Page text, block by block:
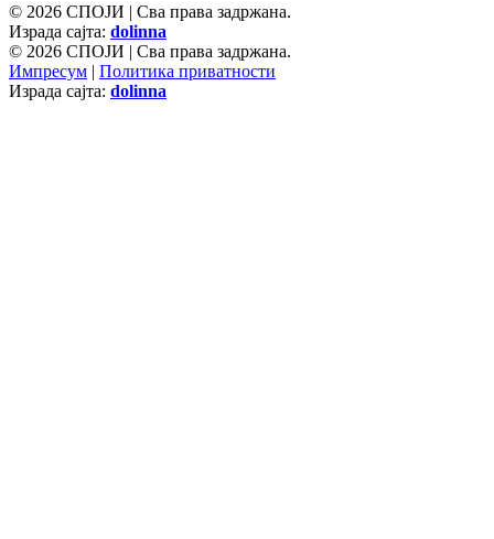
© 2026 СПОЈИ | Сва права задржана.
Израда сајта: dolinna
© 2026 СПОЈИ | Сва права задржана.
Импресум | Политика приватности
Израда сајта: dolinna